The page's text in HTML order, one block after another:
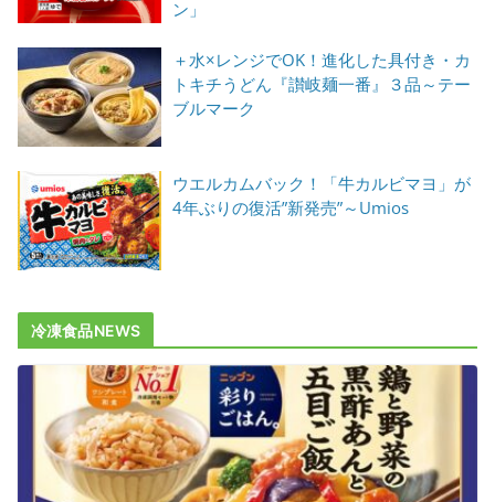
ン」
＋水×レンジでOK！進化した具付き・カ
トキチうどん『讃岐麺一番』３品～テー
ブルマーク
ウエルカムバック！「牛カルビマヨ」が
4年ぶりの復活”新発売”～Umios
冷凍食品NEWS